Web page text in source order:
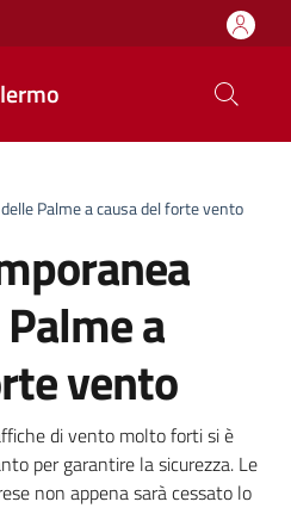
Palme a causa del forte vento
a
vento
di vento molto forti si è
per garantire la sicurezza. Le
non appena sarà cessato lo